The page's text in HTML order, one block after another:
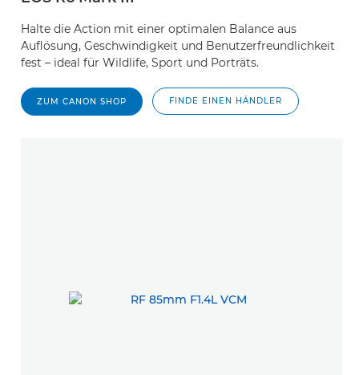
Halte die Action mit einer optimalen Balance aus
Auflösung, Geschwindigkeit und Benutzerfreundlichkeit
fest – ideal für Wildlife, Sport und Porträts.
ZUM CANON SHOP FINDE EINEN HÄNDLER